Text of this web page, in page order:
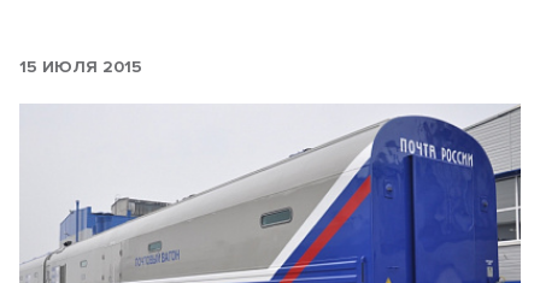
15 ИЮЛЯ 2015